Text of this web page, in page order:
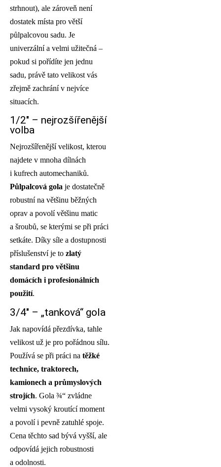
strhnout), ale zároveň není
dostatek místa pro větší
půlpalcovou sadu. Je
univerzální a velmi užitečná –
pokud si pořídíte jen jednu
sadu, právě tato velikost vás
zřejmě zachrání v nejvíce
situacích.
1/2″ – nejrozšířenější
volba
Nejrozšířenější velikost, kterou
najdete v mnoha dílnách
i kufrech automechaniků.
Půlpalcová gola je dostatečně
robustní na většinu běžných
oprav a povolí většinu matic
a šroubů, se kterými se při práci
setkáte. Díky síle a dostupnosti
příslušenství je to zlatý
standard pro většinu
domácích i profesionálních
použití.
3/4″ – „tanková“ gola
Jak napovídá přezdívka, tahle
velikost už je pro pořádnou sílu.
Používá se při práci na těžké
technice, traktorech,
kamionech a průmyslových
strojích. Gola ¾“ zvládne
velmi vysoký kroutící moment
a povolí i pevně zatuhlé spoje.
Cena těchto sad bývá vyšší, ale
odpovídá jejich robustnosti
a odolnosti.